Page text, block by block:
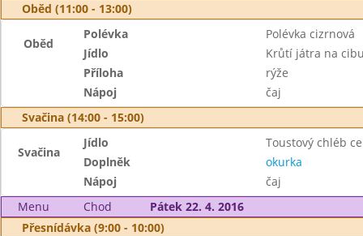
Oběd (11:00 - 13:00)
Oběd
Polévka
Polévka cizrnová
Jídlo
Krůtí játra na
Příloha
rýže
Nápoj
čaj
Svačina (14:00 - 15:00)
Svačina
Jídlo
Toustový chléb
Doplněk
okurka
Nápoj
čaj
Menu
Chod
Pátek 22. 4. 2016
Přesnídávka (9:00 - 10:00)